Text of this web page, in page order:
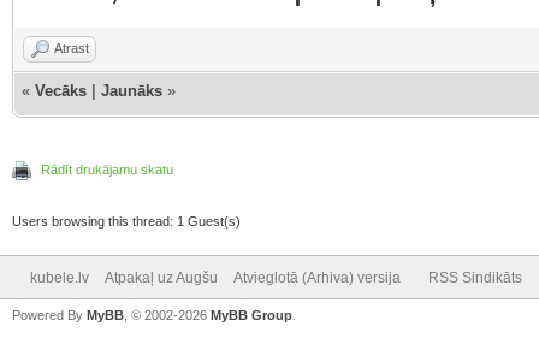
Atrast
« Vecāks Jaunāks »
Rādīt drukājamu skatu
Users browsing this thread: 1 Guest(s)
kubele.lv Atpakaļ uz Augšu Atvieglotā (Arhiva) versija RSS Sindikāts
Powered By MyBB , © 2002-2026 MyBB Group